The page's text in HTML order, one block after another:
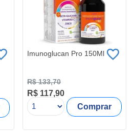
Imunoglucan Pro 150Ml
R$ 133,70
R$ 117,90
Comprar